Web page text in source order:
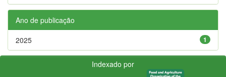
Ano de publicação
1
2025
Indexado por